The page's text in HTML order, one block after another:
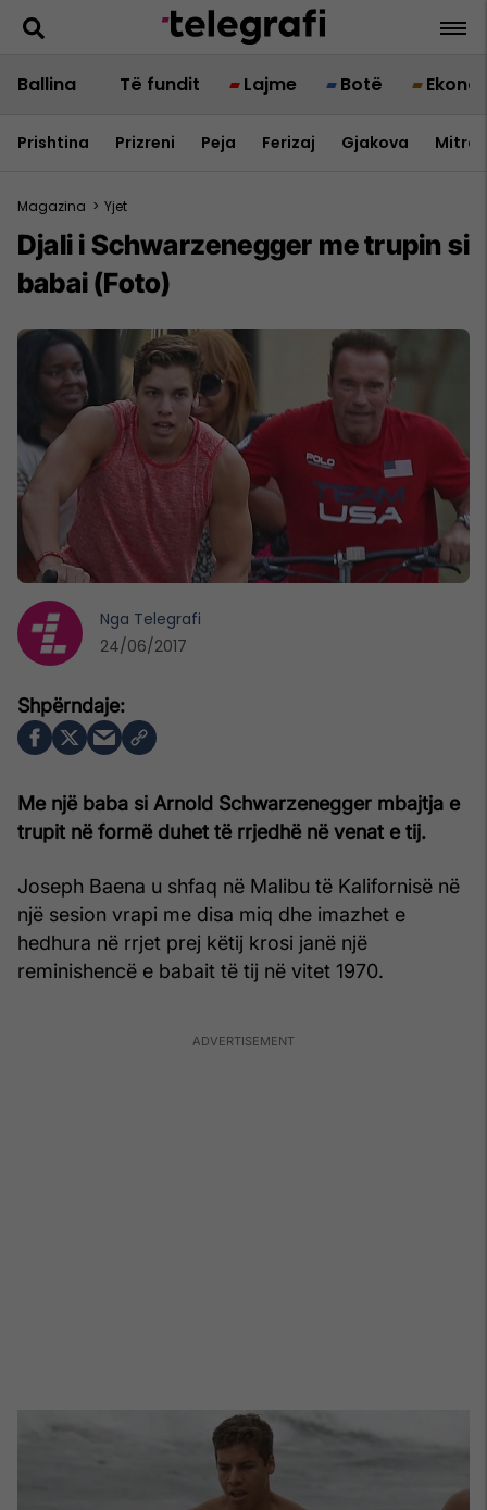
Ballina Të fundit Lajme Botë
Prishtina Prizreni Peja Ferizaj Gjakova
Magazina > Yjet
Djali i Schwarzenegger me trupin si
babai (Foto)
Me një baba si Arnold Schwarzenegger mbajtja e
trupit në formë duhet të rrjedhë në venat e tij.
Joseph Baena u shfaq në Malibu të Kalifornisë në
një sesion vrapi me disa miq dhe imazhet e
hedhura në rrjet prej këtij krosi janë një
reminishencë e babait të tij në vitet 1970.
Nga Telegrafi
24/06/2017